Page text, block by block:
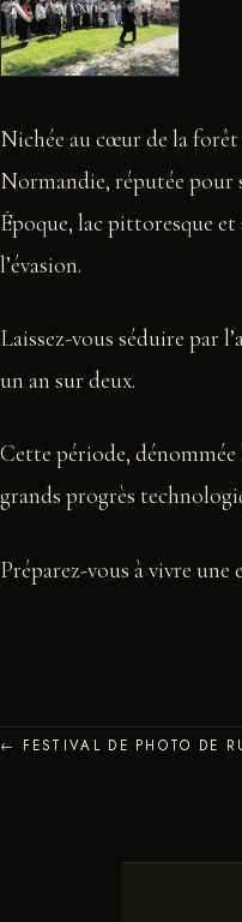
Nichée au cœur de la forêt
Normandie, réputée pour
Époque, lac pittoresque
l’évasion.
Laissez-vous séduire par
un an sur deux.
Cette période,
grands progrès
Préparez-vous à vivre
← FESTIVAL DE PHOTO DE